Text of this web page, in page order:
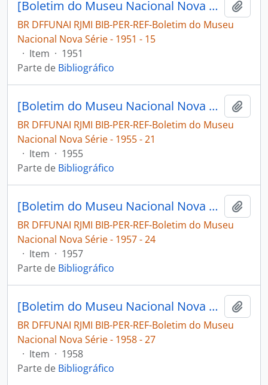
[Boletim do Museu Nacional Nova Série: Geologia]
BR DFFUNAI RJMI BIB-PER-REF-Boletim do Museu
Nacional Nova Série - 1951 - 15
· Item · 1951
Parte de Bibliográfico
[Boletim do Museu Nacional Nova Série: Geologia]
BR DFFUNAI RJMI BIB-PER-REF-Boletim do Museu
Nacional Nova Série - 1955 - 21
· Item · 1955
Parte de Bibliográfico
[Boletim do Museu Nacional Nova Série: Geologia]
BR DFFUNAI RJMI BIB-PER-REF-Boletim do Museu
Nacional Nova Série - 1957 - 24
· Item · 1957
Parte de Bibliográfico
[Boletim do Museu Nacional Nova Série: Geologia]
BR DFFUNAI RJMI BIB-PER-REF-Boletim do Museu
Nacional Nova Série - 1958 - 27
· Item · 1958
Parte de Bibliográfico